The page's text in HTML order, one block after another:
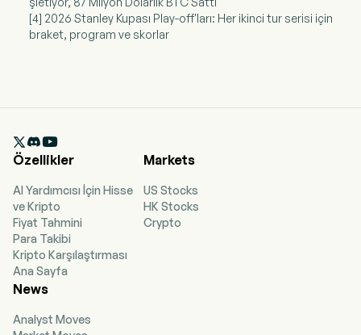
[4] 2026 Stanley Kupası Play-off'ları: Her ikinci tur serisi için
braket, program ve skorlar

Özellikler
AI Yardımcısı İçin Hisse
ve Kripto
Fiyat Tahmini
Para Takibi
Kripto Karşılaştırması
Ana Sayfa
Markets
US Stocks
HK Stocks
Crypto
News
Analyst Moves